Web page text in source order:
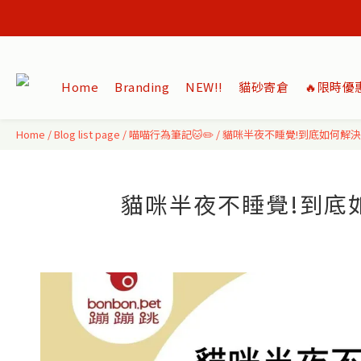
Home Branding NEW‼️ 貓砂寄倉 🔥限時優
Home /Blog list page /喵喵行為筆記🐱✏️ /貓咪半夜不睡覺!到底如何解
貓咪半夜不睡覺!到底